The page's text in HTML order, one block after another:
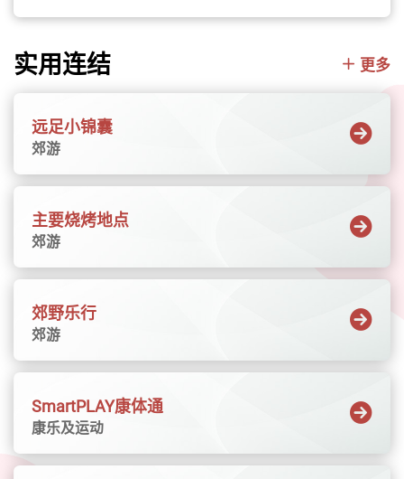
演奏会》呈献跨艺术领域演出十月在香港上演
的《阿萨德二重奏结他演奏会》为来自巴西的
阿萨德兄弟成军60年的告别巡演的其中一站，
本地古筝演奏家万幸将特别合作演出，中西合
璧演奏以花木兰为灵感的乐曲。阿萨德兄弟凭
半世纪，屡获拉丁格林美奖的肯定。《铜话鼓
事》古今交汇 穿越非遗马来西亚顶尖敲击乐团
手集团联同印尼峇里甘美兰乐团十一月呈献
西亚二十四节令鼓，与飘逸灵性、被誉为世界
音乐宝藏的甘美兰音乐完美融合。香港儿童合
唱团亦将与手集团同台演出一系列曲目，包括
重新演译经典民歌《茉莉花》，以熟悉旋律穿
梭不同东亚文化。《亚裔艺采+ 2026》礼意绽
放 压轴登场载誉归来的年度大型户外嘉年华
「亚裔艺采＋」于十一月下旬登场，获多个驻
港领事馆鼎力支持，汇聚不同民族风格的舞台
表演、文化摊位与工作坊，呈献约30个「一带
班、瑜伽训练班、羽毛球训练班、乒乓球训练
班、壁球训练班、网球训练班，及园艺课程
页内搜寻适合中学生的大学暑期课程，一起探
索学术兴趣与职涯方向。>>>详情及报名（香港
大学暑期学院）（只有英文）>>>详情及报名
（香港都会大学青少年暑期课程）3. 香港基督
教青年会可于网页内搜寻合心水的暑期活动或
兴趣班。热门活动例如运动及体育课程，及攀
可到香港游乐场协会、香港青少年服务处、圣
雅各福群会、香港童军总会、香港女童军总会
等机构网页内，搜寻暑假期间的恒常／暑期活
入报名，详情请参阅以上各团体／机构网页）
实用连结 更多
远足小锦囊
郊游
主要烧烤地点
郊游
郊野乐行
郊游
SmartPLAY康体通
康乐及运动